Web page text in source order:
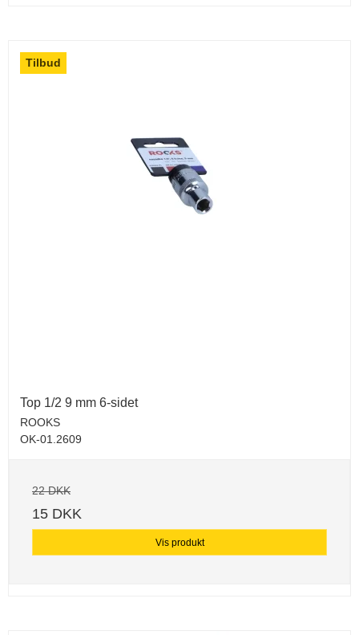
Tilbud
Top 1/2 9 mm 6-sidet
ROOKS
OK-01.2609
22 DKK
15 DKK
Vis produkt